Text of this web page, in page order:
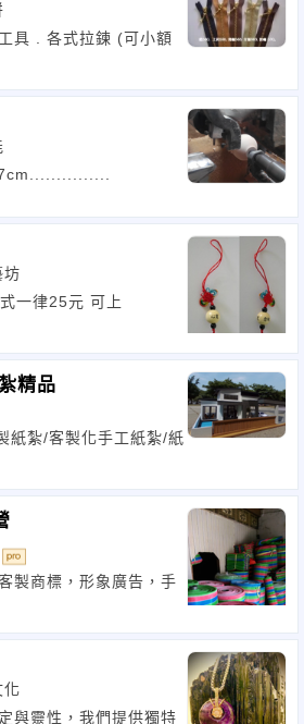
具 . 各式拉鍊 (可小額
坊
一律25元 可上
精品
紙紮/客製化手工紙紮/紙
製商標，形象廣告，手
化
與靈性，我們提供獨特